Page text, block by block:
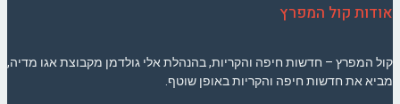
אודות קול המפרץ
קול המפרץ – חדשות חיפה והקריות, בהנהלת אלי גולדמן מקבוצת אגו מדיה,
מביא את חדשות חיפה והקריות באופן שוטף.